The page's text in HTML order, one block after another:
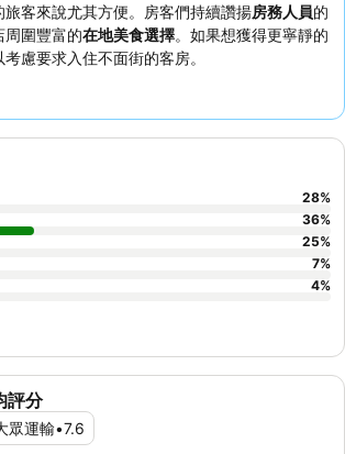
客來說尤其方便。房客們持續讚揚房務人員的
周圍豐富的在地美食選擇。如果想獲得更寧靜的
慮要求入住不面街的客房。
評分
眾運輸•7.6
28%
36%
25%
7%
4%